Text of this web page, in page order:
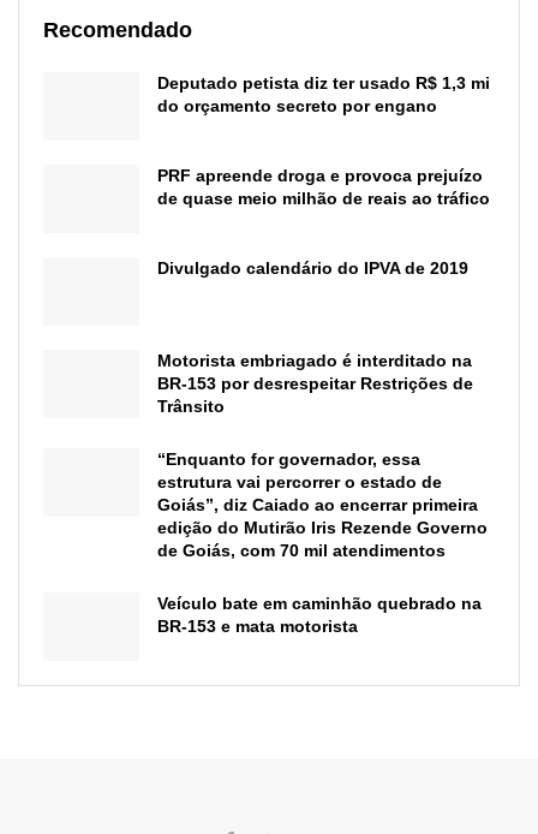
Recomendado
Deputado petista diz ter usado R$ 1,3 mi
do orçamento secreto por engano
PRF apreende droga e provoca prejuízo
de quase meio milhão de reais ao tráfico
Divulgado calendário do IPVA de 2019
Motorista embriagado é interditado na
BR-153 por desrespeitar Restrições de
Trânsito
“Enquanto for governador, essa
estrutura vai percorrer o estado de
Goiás”, diz Caiado ao encerrar primeira
edição do Mutirão Iris Rezende Governo
de Goiás, com 70 mil atendimentos
Veículo bate em caminhão quebrado na
BR-153 e mata motorista